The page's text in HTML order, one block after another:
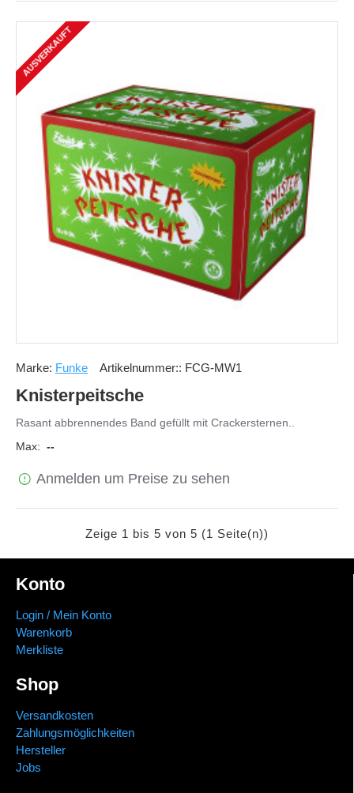
AUSVERKAUFT
Marke: Funke Artikelnummer:: FCG-MW1
Knisterpeitsche
Rasant abbrennendes Band gefüllt mit Crackersternen..
Max: --
Anmelden um Preise zu sehen
Zeige 1 bis 5 von 5 (1 Seite(n))
Konto
Login / Mein Konto
Warenkorb
Merkliste
Shop
Versandkosten
Zahlungsmöglichkeiten
Hersteller
Jobs